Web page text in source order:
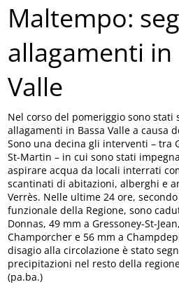
Maltempo:
allagamenti in
Valle
Nel corso del pomeriggio sono stati
allagamenti in Bassa Valle a causa
Sono una decina gli interventi – tra
St-Martin – in cui sono stati
aspirare acqua da locali interrati
scantinati di abitazioni, alberghi e
Verrès. Nelle ultime 24 ore,
funzionale della Regione, sono
Donnas, 49 mm a Gressoney-St-
Champorcher e 56 mm a
disagio alla circolazione è stato
precipitazioni nel resto della
(pa.ba.)